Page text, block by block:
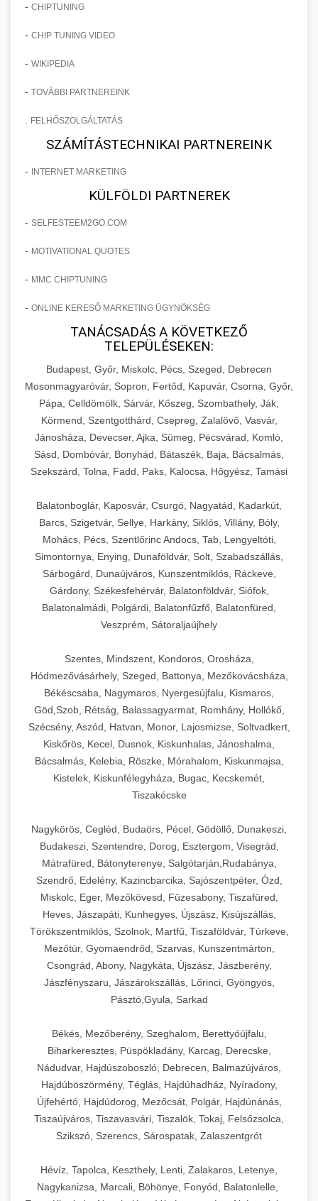
- CHIPTUNING
- CHIP TUNING VIDEO
- WIKIPEDIA
- TOVÁBBI PARTNEREINK
FELHŐSZOLGÁLTATÁS
SZÁMÍTÁSTECHNIKAI PARTNEREINK
- INTERNET MARKETING
KÜLFÖLDI PARTNEREK
- SELFESTEEM2GO.COM
- MOTIVATIONAL QUOTES
- MMC CHIPTUNING
- ONLINE KERESŐ MARKETING ÜGYNÖKSÉG
TANÁCSADÁS A KÖVETKEZŐ
TELEPÜLÉSEKEN:
Budapest, Győr, Miskolc, Pécs, Szeged, Debrecen
Mosonmagyaróvár, Sopron, Fertőd, Kapuvár, Csorna, Győr,
Pápa, Celldömölk, Sárvár, Kőszeg, Szombathely, Ják,
Körmend, Szentgotthárd, Csepreg, Zalalövő, Vasvár,
Jánosháza, Devecser, Ajka, Sümeg, Pécsvárad, Komló,
Sásd, Dombóvár, Bonyhád, Bátaszék, Baja, Bácsalmás,
Szekszárd, Tolna, Fadd, Paks, Kalocsa, Hőgyész, Tamási
Balatonboglár, Kaposvár, Csurgó, Nagyatád, Kadarkút,
Barcs, Szigetvár, Sellye, Harkány, Siklós, Villány, Bóly,
Mohács, Pécs, Szentlőrinc Andocs, Tab, Lengyeltóti,
Simontornya, Enying, Dunaföldvár, Solt, Szabadszállás,
Sárbogárd, Dunaújváros, Kunszentmiklós, Ráckeve,
Gárdony, Székesfehérvár, Balatonföldvár, Siófok,
Balatonalmádi, Polgárdi, Balatonfűzfő, Balatonfüred,
Veszprém, Sátoraljaújhely
Szentes, Mindszent, Kondoros, Orosháza,
Hódmezővásárhely, Szeged, Battonya, Mezőkovácsháza,
Békéscsaba, Nagymaros, Nyergesújfalu, Kismaros,
Göd,Szob, Rétság, Balassagyarmat, Romhány, Hollókő,
Szécsény, Aszód, Hatvan, Monor, Lajosmizse, Soltvadkert,
Kiskőrös, Kecel, Dusnok, Kiskunhalas, Jánoshalma,
Bácsalmás, Kelebia, Röszke, Mórahalom, Kiskunmajsa,
Kistelek, Kiskunfélegyháza, Bugac, Kecskemét,
Tiszakécske
Nagykörös, Cegléd, Budaörs, Pécel, Gödöllő, Dunakeszi,
Budakeszi, Szentendre, Dorog, Esztergom, Visegrád,
Mátrafüred, Bátonyterenye, Salgótarján,Rudabánya,
Szendrő, Edelény, Kazincbarcika, Sajószentpéter, Ózd,
Miskolc, Eger, Mezőkövesd, Füzesabony, Tiszafüred,
Heves, Jászapáti, Kunhegyes, Újszász, Kisújszállás,
Törökszentmiklós, Szolnok, Martfű, Tiszaföldvár, Túrkeve,
Mezőtúr, Gyomaendrőd, Szarvas, Kunszentmárton,
Csongrád, Abony, Nagykáta, Újszász, Jászberény,
Jászfényszaru, Jászárokszállás, Lőrinci, Gyöngyös,
Pásztó,Gyula, Sarkad
Békés, Mezőberény, Szeghalom, Berettyóújfalu,
Biharkeresztes, Püspökladány, Karcag, Derecske,
Nádudvar, Hajdúszoboszló, Debrecen, Balmazújváros,
Hajdúböszörmény, Téglás, Hajdúhadház, Nyíradony,
Újfehértó, Hajdúdorog, Mezőcsát, Polgár, Hajdúnánás,
Tiszaújváros, Tiszavasvári, Tiszalök, Tokaj, Felsőzsolca,
Szikszó, Szerencs, Sárospatak, Zalaszentgrót
Hévíz, Tapolca, Keszthely, Lenti, Zalakaros, Letenye,
Nagykanizsa, Marcali, Böhönye, Fonyód, Balatonlelle,